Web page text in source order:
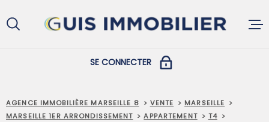
au
menu
au
contenu
SE CONNECTER
COPROPRIÉTAIRES
AGENCE IMMOBILIÈRE MARSEILLE 8 VENTE
MARSEILLE
MARSEILLE 1ER ARRONDISSEMENT
APPARTEMENT
T4